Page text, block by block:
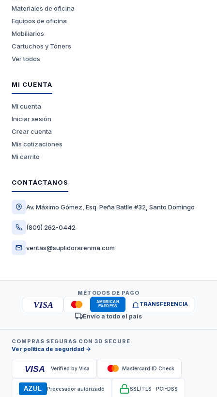
Materiales de oficina
Equipos de oficina
Mobiliarios
Cartuchos y Tóners
Ver todos
MI CUENTA
Mi cuenta
Iniciar sesión
Crear cuenta
Mis cotizaciones
Mi carrito
CONTÁCTANOS
Av. Máximo Gómez, Esq. Peña Batlle #32, Santo Domingo
(809) 262-0442
ventas@suplidorarenma.com
MÉTODOS DE PAGO
VISA TRANSFERENCIA
Envío a todo el país
COMPRAS SEGURAS CON 3D SECURE
Ver política de seguridad →
VISA Verified by Visa Mastercard ID Check
AZUL Procesador autorizado SSL/TLS · PCI-DSS